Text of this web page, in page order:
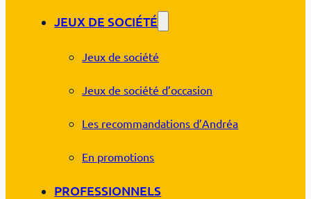
JEUX DE SOCIÉTÉ
Jeux de société
Jeux de société d’occasion
Les recommandations d’Andréa
En promotions
PROFESSIONNELS